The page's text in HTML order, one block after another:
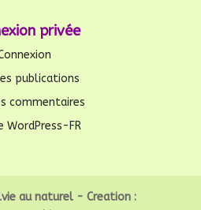
privée
publications
commentaires
WordPress-FR
au naturel - Creation :